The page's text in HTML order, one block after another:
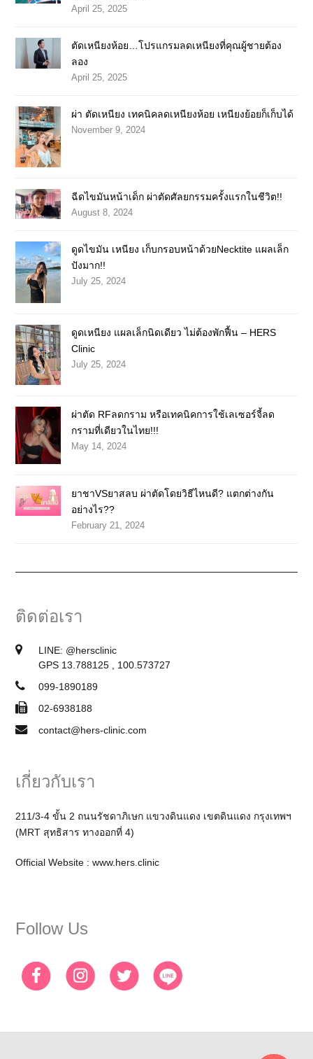
April 25, 2025
ตัดเหนียงห้อย…โปรแกรมลดเหนียงที่คุณผู้ชายต้อง
ลอง
April 25, 2025
ผ่า ตัดเหนียง เทคนิคลดเหนียงห้อย เหนียงย้อยก็เก็บได้
November 9, 2024
ฉีดไขมันหน้าเด็ก ผ่าตัดศัลยกรรมครั้งแรกในชีวิต!!
August 8, 2024
ดูดไขมัน เหนียง เก็บกรอบหน้าด้วยNecktite แผลเล็ก
ปังมาก!!
July 25, 2024
ดูดเหนียง แผลเล็กนิดเดียว ไม่ต้องพักฟื้น – HERS
Clinic
July 25, 2024
ผ่าตัด RFลดกราม หรือเทคนิคการใช้เลเซอร์จี้ลด
กรามที่เดียวในไทย!!!
May 14, 2024
ยาชาVSยาสลบ ผ่าตัดโดยวิธีไหนดี? แตกต่างกัน
อย่างไร??
February 21, 2024
ติดต่อเรา
LINE: @hersclinic
GPS 13.788125 , 100.573727
099-1890189
02-6938188
contact@hers-clinic.com
เกี่ยวกับเรา
211/3-4 ขั้น 2 ถนนรัชดาภิเษก แขวงดินแดง เขตดินแดง กรุงเทพฯ
(MRT สุทธิสาร ทางออกที่ 4)
Official Website :www.hers.clinic
Follow Us